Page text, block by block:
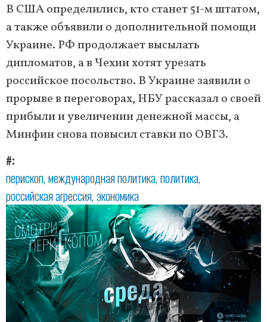
В США определились, кто станет 51-м штатом,
а также объявили о дополнительной помощи
Украине. РФ продолжает высылать
дипломатов, а в Чехии хотят урезать
российское посольство. В Украине заявили о
прорыве в переговорах, НБУ рассказал о своей
прибыли и увеличении денежной массы, а
Минфин снова повысил ставки по ОВГЗ.
#
перископ международная политика политика
российская агрессия экономика